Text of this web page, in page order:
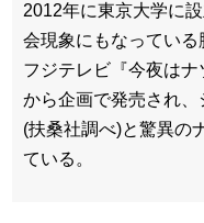
2012年に東京大学に
会現象にもなってい
フジテレビ『今夜は
から企画で発売され
(扶桑社調べ)と驚異の
ている。